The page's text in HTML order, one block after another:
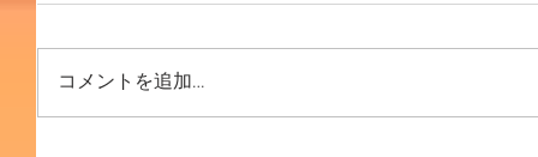
コメントを追加…